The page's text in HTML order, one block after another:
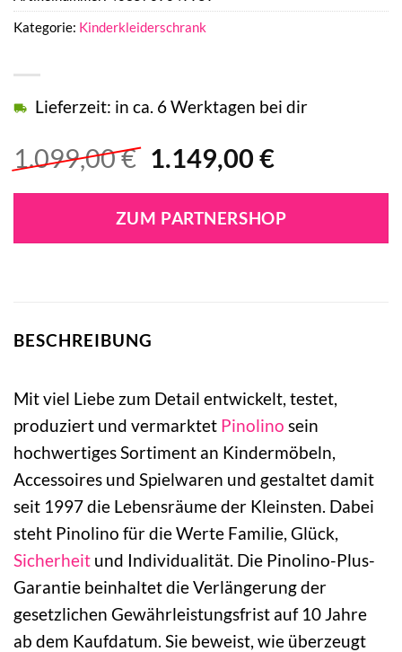
1.099,00€ Ursprünglicher
war:
1.099,00 €
1.149,00 €Aktueller
ist:
1.149,00
Lieferzeit: in ca. 6 Werktagen bei dir
ZUM PARTNERSHOP
Kategorie: Kinderkleiderschrank
BESCHREIBUNG
Mit viel Liebe zum Detail entwickelt, testet,
produziert und vermarktet Pinolino sein
hochwertiges Sortiment an Kindermöbeln,
Accessoires und Spielwaren und gestaltet damit
seit 1997 die Lebensräume der Kleinsten. Dabei
steht Pinolino für die Werte Familie, Glück,
Sicherheit und Individualität. Die Pinolino-Plus-
Garantie beinhaltet die Verlängerung der
gesetzlichen Gewährleistungsfrist auf 10 Jahre
ab dem Kaufdatum. Sie beweist, wie überzeugt